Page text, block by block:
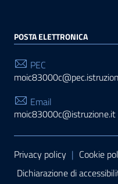
POSTA ELETTRONICA
PEC
Email
moic83000c@istruzione.it
Sezione Link
Privacy policy | Cookie
Dichiarazione di